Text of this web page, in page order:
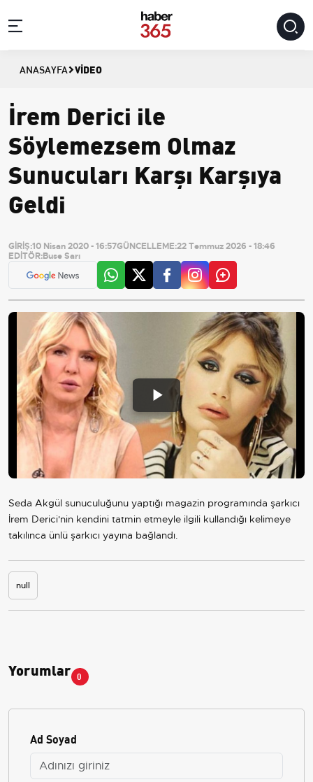
ANASAYFA VIDEO
İrem Derici ile
Söylemezsem Olmaz
Sunucuları Karşı Karşıya
Geldi
GİRİŞ:10 Nisan 2020 - 16:57GÜNCELLEME:22 Temmuz 2026 - 18:46
EDİTÖR:Buse Sarı
Play
Video
Seda Akgül sunuculuğunu yaptığı magazin programında şarkıcı
İrem Derici'nin kendini tatmin etmeyle ilgili kullandığı kelimeye
takılınca ünlü şarkıcı yayına bağlandı.
null
Yorumlar 0
Ad Soyad